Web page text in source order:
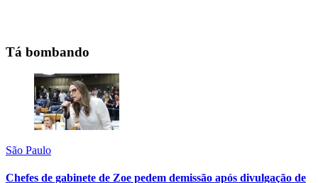
Tá bombando
São Paulo
Chefes de gabinete de Zoe pedem demissão após divulgação de